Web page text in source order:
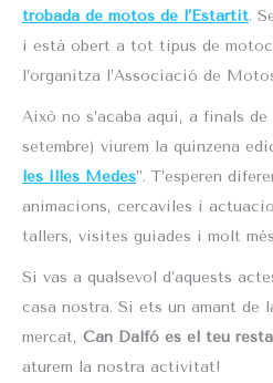
trobada de motos de l’Estartit.
i està obert a tot tipus de
l’organitza l’Associació de
Això no s’acaba aquí, a finals de
setembre) viurem la quinzena
les Illes Medes”. T’esperen
animacions, cercaviles i
tallers, visites guiades i molt
Si vas a qualsevol d’aquests
casa nostra. Si ets un amant de
mercat, Can Dalfó és el teu
aturem la nostra activitat!